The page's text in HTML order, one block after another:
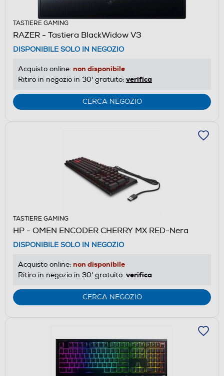
TASTIERE GAMING
RAZER - Tastiera BlackWidow V3
DISPONIBILE SOLO IN NEGOZIO
Acquisto online: non disponibile
Ritiro in negozio in 30' gratuito: verifica
CERCA NEGOZIO
TASTIERE GAMING
HP - OMEN ENCODER CHERRY MX RED-Nera
DISPONIBILE SOLO IN NEGOZIO
Acquisto online: non disponibile
Ritiro in negozio in 30' gratuito: verifica
CERCA NEGOZIO